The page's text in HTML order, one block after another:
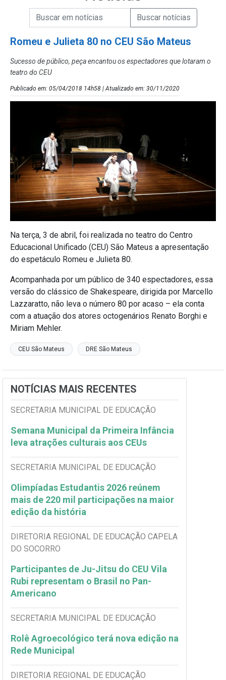
Campo de Busca de Notícias
Campo de Busca de informaçõesEnviar a Busca de Notícias
Romeu e Julieta 80 no CEU São Mateus
Sucesso de público, peça encantou os espectadores que lotaram o
teatro do CEU
Publicado em: 05/04/2018 14h58 | Atualizado em: 30/11/2020
Na terça, 3 de abril, foi realizada no teatro do Centro
Educacional Unificado (CEU) São Mateus a apresentação
do espetáculo Romeu e Julieta 80.
Acompanhada por um público de 340 espectadores, essa
versão do clássico de Shakespeare, dirigida por Marcello
Lazzaratto, não leva o número 80 por acaso – ela conta
com a atuação dos atores octogenários Renato Borghi e
Miriam Mehler.
CEU São Mateus DRE São Mateus
NOTÍCIAS MAIS RECENTES
SECRETARIA MUNICIPAL DE EDUCAÇÃO
Semana Municipal da Primeira Infância
leva atrações culturais aos CEUs
SECRETARIA MUNICIPAL DE EDUCAÇÃO
Olimpíadas Estudantis 2026 reúnem
mais de 220 mil participações na maior
edição da história
DIRETORIA REGIONAL DE EDUCAÇÃO CAPELA
DO SOCORRO
Participantes de Ju-Jitsu do CEU Vila
Rubi representam o Brasil no Pan-
Americano
SECRETARIA MUNICIPAL DE EDUCAÇÃO
Rolê Agroecológico terá nova edição na
Rede Municipal
DIRETORIA REGIONAL DE EDUCAÇÃO